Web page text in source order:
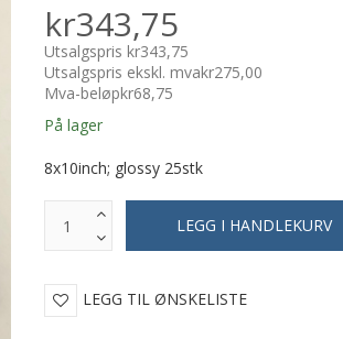
kr343,75
Utsalgspriskr343,75
Utsalgspris ekskl. mvakr275,00
Mva-beløpkr68,75
På lager
8x10inch; glossy 25stk
LEGG TIL ØNSKELISTE